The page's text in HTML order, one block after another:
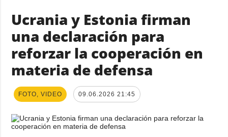
Ucrania y Estonia firman
una declaración para
reforzar la cooperación en
materia de defensa
FOTO, VIDEO 09.06.2026 21:45